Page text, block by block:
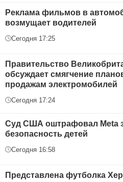
Реклама фильмов в
возмущает водителей
Сегодня 17:25
Правительство
обсуждает смягчение
продажам электромобилей
Сегодня 17:24
Суд США оштрафовал Meta
безопасность детей
Сегодня 16:58
Представлена футболка